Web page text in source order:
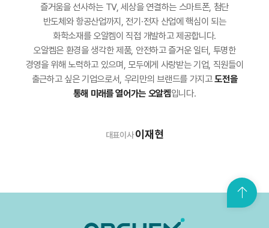
즐거움을 선사하는 TV, 세상을 연결하는 스마트폰, 첨단
반도체와 항공산업까지, 전기·전자 산업에 핵심이 되는
화학소재를 오알켐이 직접 개발하고 제공합니다.
오알켐은 환경을 생각한 제품, 안전하고 즐거운 일터, 투명한
경영을 위해 노력하고 있으며, 모두에게 사랑받는 기업, 직원들이
출근하고 싶은 기업으로서, 우리만의 브랜드를 가지고도전을
통해 미래를 열어가는 오알켐입니다.
대표이사이재현
맨
위